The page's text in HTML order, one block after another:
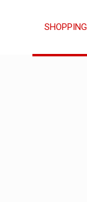
SHOPPING